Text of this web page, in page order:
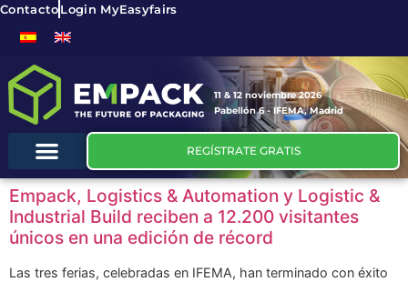
ContactoLogin MyEasyfairs
11 & 12 noviembre 2026
Pabellón 6 - IFEMA, Madrid
REGÍSTRATE GRATIS
Empack, Logistics & Automation y Logistic &
Industrial Build reciben a 12.200 visitantes
únicos en una edición de récord
Las tres ferias, celebradas en IFEMA, han terminado con éxito